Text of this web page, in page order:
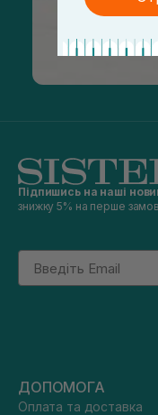
Підпишись на наші
знижку 5% на перше
Email
ДОПОМОГА
Оплата та доставка